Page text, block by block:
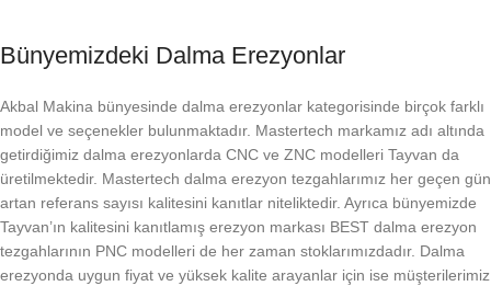
Bünyemizdeki Dalma Erezyonlar
Akbal Makina bünyesinde dalma erezyonlar kategorisinde birçok farklı
model ve seçenekler bulunmaktadır. Mastertech markamız adı altında
getirdiğimiz dalma erezyonlarda CNC ve ZNC modelleri Tayvan da
üretilmektedir. Mastertech dalma erezyon tezgahlarımız her geçen gün
artan referans sayısı kalitesini kanıtlar niteliktedir. Ayrıca bünyemizde
Tayvan’ın kalitesini kanıtlamış erezyon markası BEST dalma erezyon
tezgahlarının PNC modelleri de her zaman stoklarımızdadır. Dalma
erezyonda uygun fiyat ve yüksek kalite arayanlar için ise müşterilerimiz